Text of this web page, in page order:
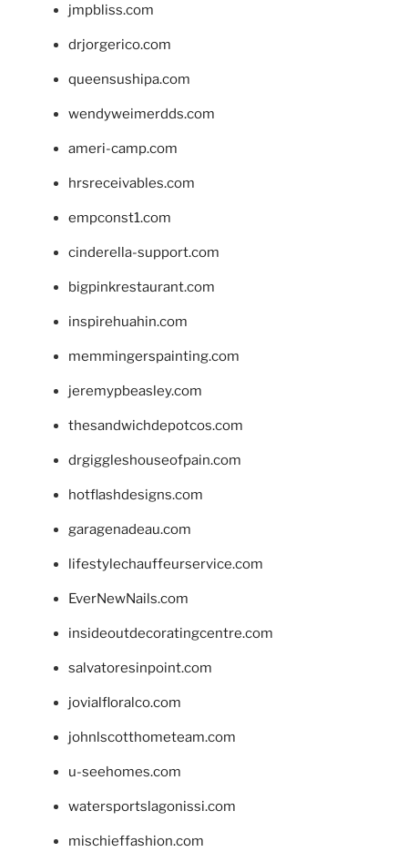
jmpbliss.com
drjorgerico.com
queensushipa.com
wendyweimerdds.com
ameri-camp.com
hrsreceivables.com
empconst1.com
cinderella-support.com
bigpinkrestaurant.com
inspirehuahin.com
memmingerspainting.com
jeremypbeasley.com
thesandwichdepotcos.com
drgiggleshouseofpain.com
hotflashdesigns.com
garagenadeau.com
lifestylechauffeurservice.com
EverNewNails.com
insideoutdecoratingcentre.com
salvatoresinpoint.com
jovialfloralco.com
johnlscotthometeam.com
u-seehomes.com
watersportslagonissi.com
mischieffashion.com